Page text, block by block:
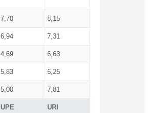
UPE URI
7,70 8,15
6,94 7,31
4,69 6,63
5,83 6,25
5,00 7,81